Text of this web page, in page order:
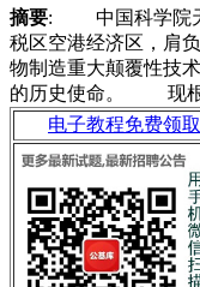
摘要: 中国科学院天
税区空港经济区，肩
物制造重大颠覆性技
的历史使命。 现根
电子教程免费领取